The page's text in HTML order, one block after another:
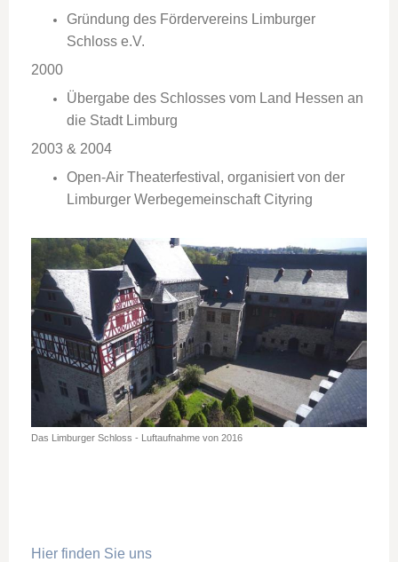
Gründung des Fördervereins Limburger
Schloss e.V.
2000
Übergabe des Schlosses vom Land Hessen an
die Stadt Limburg
2003 & 2004
Open-Air Theaterfestival, organisiert von der
Limburger Werbegemeinschaft Cityring
Das Limburger Schloss - Luftaufnahme von 2016
Hier finden Sie uns